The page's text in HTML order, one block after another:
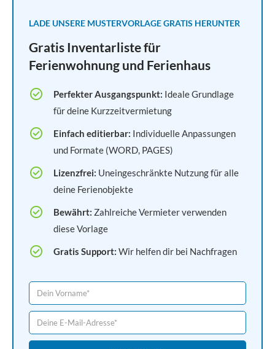
LADE UNSERE MUSTERVORLAGE GRATIS HERUNTER
Gratis Inventarliste für
Ferienwohnung und Ferienhaus
Perfekter Ausgangspunkt: Ideale Grundlage
für deine Kurzzeitvermietung
Einfach editierbar: Individuelle Anpassungen
und Formate (WORD, PAGES)
Lizenzfrei: Uneingeschränkte Nutzung für alle
deine Ferienobjekte
Bewährt: Zahlreiche Vermieter verwenden
diese Vorlage
Gratis Support: Wir helfen dir bei Nachfragen